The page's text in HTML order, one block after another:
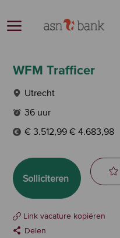
WFM Trafficer
PlaatsUtrecht
Werktijden
36 uur
€ 3.512,99 € 4.683,98
Solliciteren
Link vacature kopiëren
Delen